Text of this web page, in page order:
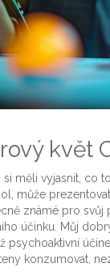
květ
měli vyjasnit, co
může
známé pro svůj
účinku. Můj
psychoaktivní
konzumovat,